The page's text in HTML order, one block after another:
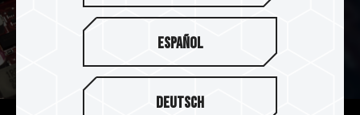
Español
Deutsch